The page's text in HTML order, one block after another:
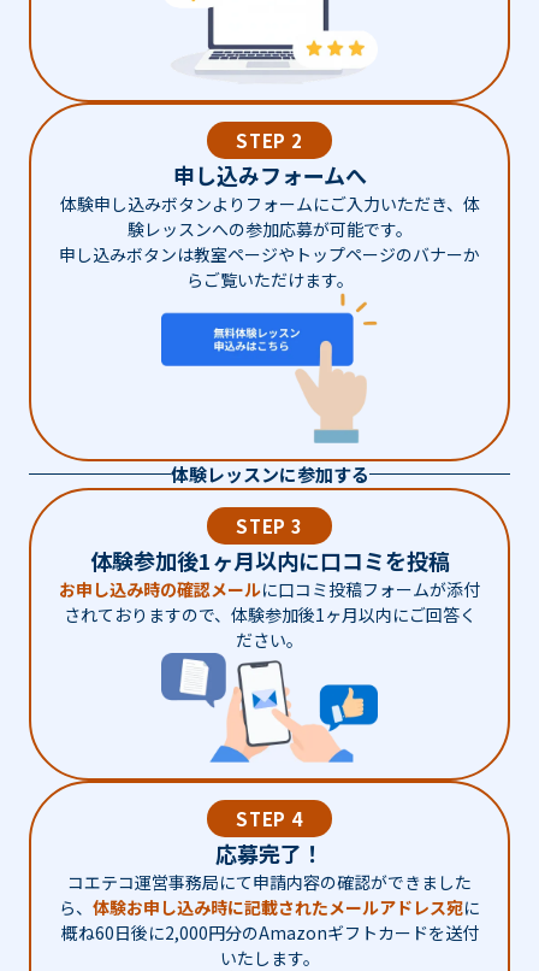
STEP 2
申し込みフォームへ
体験申し込みボタンよりフォームにご入力いただき、体
験レッスンへの参加応募が可能です。
申し込みボタンは教室ページやトップページのバナーか
らご覧いただけます。
体験レッスンに参加する
STEP 3
体験参加後1ヶ月以内に口コミを投稿
お申し込み時の確認メールに口コミ投稿フォームが添付
されておりますので、体験参加後1ヶ月以内にご回答く
ださい。
STEP 4
応募完了！
コエテコ運営事務局にて申請内容の確認ができました
ら、 体験お申し込み時に記載されたメールアドレス宛に
概ね60日後に2,000円分のAmazonギフトカードを送付
いたします。